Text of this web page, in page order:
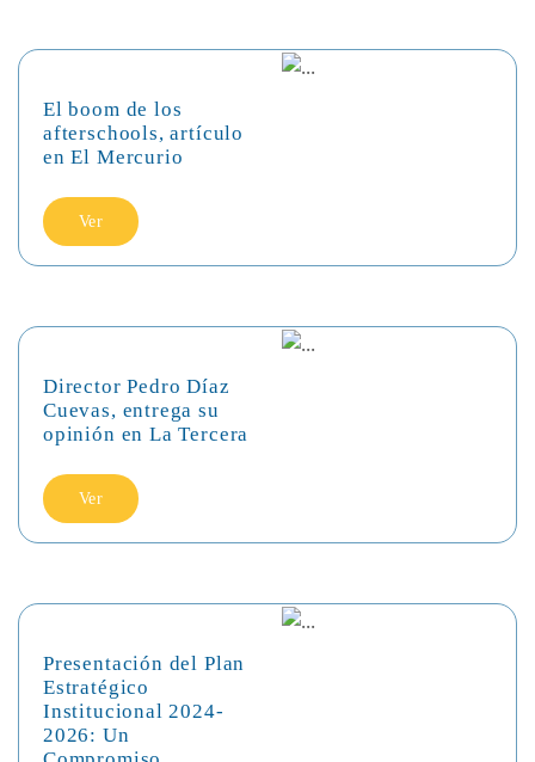
El boom de los
afterschools, artículo
en El Mercurio
Ver
Director Pedro Díaz
Cuevas, entrega su
opinión en La Tercera
Ver
Presentación del Plan
Estratégico
Institucional 2024-
2026: Un